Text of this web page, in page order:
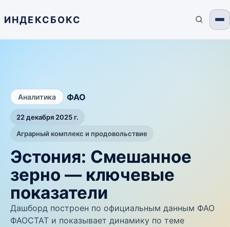
ИНДЕКСБОКС
Аналитика ФАО
22 декабря 2025 г.
Аграрный комплекс и продовольствие
Эстония: Смешанное
зерно — ключевые
показатели
Дашборд построен по официальным данным ФАО
ФАОСТАТ и показывает динамику по теме